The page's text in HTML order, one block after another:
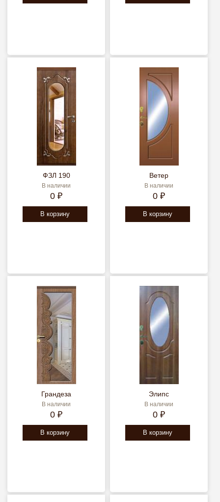
ФЗЛ 190
В наличии
0 ₽
В корзину
Ветер
В наличии
0 ₽
В корзину
Грандеза
В наличии
0 ₽
В корзину
Элипс
В наличии
0 ₽
В корзину